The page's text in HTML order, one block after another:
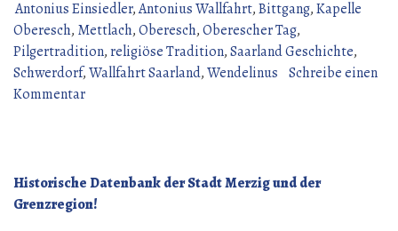
Oberesch
192
Jahre
seit
Antonius Einsiedler,Antonius Wallfahrt,Bittgang,Kapelle
Oberesch, Mettlach,Oberesch,Oberescher Tag,
Pilgertradition,religiöse Tradition,Saarland Geschichte,
Schwerdorf,Wallfahrt Saarland,Wendelinus Schreibe einen
Kommentarzu
192
Jahre
Historische Datenbank der Stadt Merzig und der
Grenzregion!